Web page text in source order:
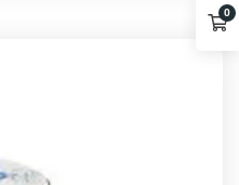
0